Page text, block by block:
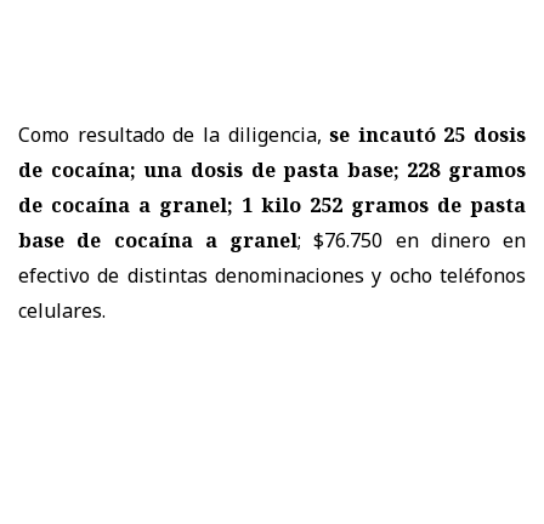
Como resultado de la diligencia,se incautó 25 dosis
de cocaína; una dosis de pasta base; 228 gramos
de cocaína a granel; 1 kilo 252 gramos de pasta
base de cocaína a granel; $76.750 en dinero en
efectivo de distintas denominaciones y ocho teléfonos
celulares.